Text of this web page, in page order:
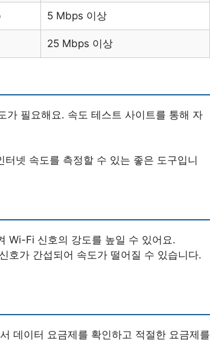
5 Mbps 이상
25 Mbps 이상
가 필요해요. 속도 테스트 사이트를 통해 자
넷 속도를 측정할 수 있는 좋은 도구입니
Wi-Fi 신호의 강도를 높일 수 있어요.
호가 간섭되어 속도가 떨어질 수 있습니다.
데이터 요금제를 확인하고 적절한 요금제를